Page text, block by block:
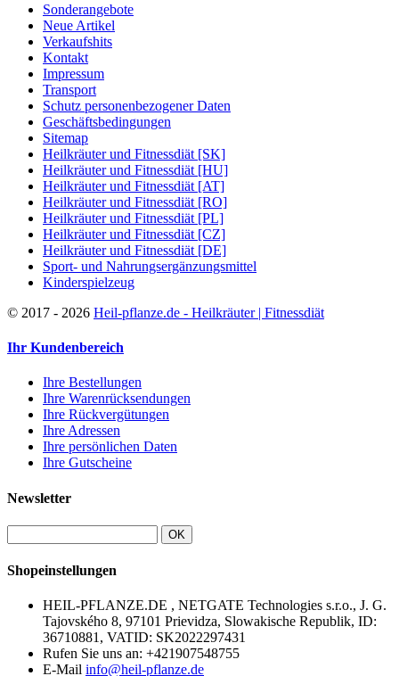
Sonderangebote
Neue Artikel
Verkaufshits
Kontakt
Impressum
Transport
Schutz personenbezogener Daten
Geschäftsbedingungen
Sitemap
Heilkräuter und Fitnessdiät [SK]
Heilkräuter und Fitnessdiät [HU]
Heilkräuter und Fitnessdiät [AT]
Heilkräuter und Fitnessdiät [RO]
Heilkräuter und Fitnessdiät [PL]
Heilkräuter und Fitnessdiät [CZ]
Heilkräuter und Fitnessdiät [DE]
Sport- und Nahrungsergänzungsmittel
Kinderspielzeug
© 2017 - 2026 Heil-pflanze.de - Heilkräuter | Fitnessdiät
Ihr Kundenbereich
Ihre Bestellungen
Ihre Warenrücksendungen
Ihre Rückvergütungen
Ihre Adressen
Ihre persönlichen Daten
Ihre Gutscheine
Newsletter
OK
Shopeinstellungen
HEIL-PFLANZE.DE , NETGATE Technologies s.r.o., J. G.
Tajovského 8, 97101 Prievidza, Slowakische Republik, ID:
36710881, VATID: SK2022297431
Rufen Sie uns an: +421907548755
E-Mail info@heil-pflanze.de